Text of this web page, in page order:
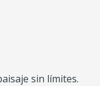
sin límites.